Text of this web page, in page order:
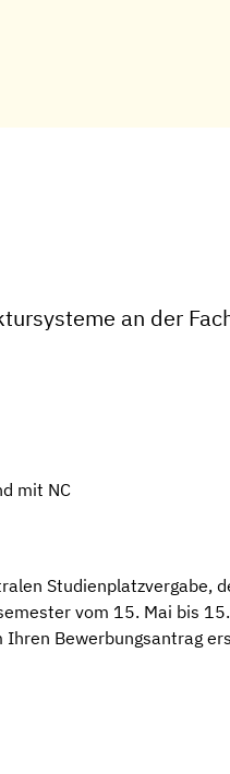
an der
mit NC
Studienplatzvergabe,
vom 15. Mai bis
Bewerbungsantrag